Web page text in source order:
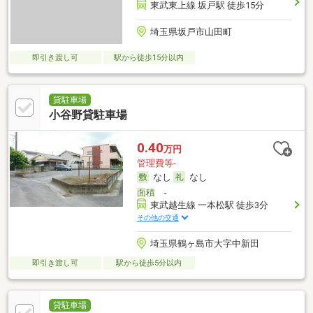
東武東上線 坂戸駅 徒歩15分
埼玉県坂戸市山田町
即引き渡し可 駅から徒歩15分以内
貸駐車場
小谷野貸駐車場
0.40万円
管理費等-
なし
なし
面積-
東武越生線 一本松駅 徒歩3分
その他の交通
埼玉県鶴ヶ島市大字中新田
即引き渡し可 駅から徒歩5分以内
貸駐車場